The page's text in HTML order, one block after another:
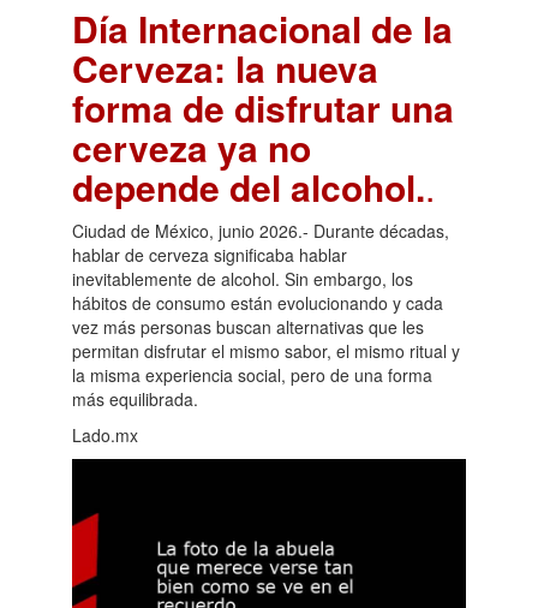
Día Internacional de la
Cerveza: la nueva
forma de disfrutar una
cerveza ya no
depende del alcohol..
Ciudad de México, junio 2026.- Durante décadas,
hablar de cerveza significaba hablar
inevitablemente de alcohol. Sin embargo, los
hábitos de consumo están evolucionando y cada
vez más personas buscan alternativas que les
permitan disfrutar el mismo sabor, el mismo ritual y
la misma experiencia social, pero de una forma
más equilibrada.
Lado.mx